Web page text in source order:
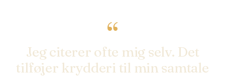
“
Jeg citerer ofte mig selv. Det
tilføjer krydderi til min samtale